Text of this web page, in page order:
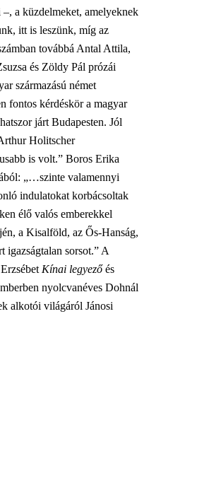
a küzdelmeket, amelyeknek
itt is leszünk, míg az
továbbá Antal Attila,
és Zöldy Pál prózái
származású német
fontos kérdéskör a magyar
járt Budapesten. Jól
Holitscher
is volt.” Boros Erika
„…szinte valamennyi
indulatokat korbácsoltak
élő valós emberekkel
a Kisalföld, az Ős-Hanság,
igazságtalan sorsot.” A
Kínai legyezőés
nyolcvanéves Dohnál
alkotói világáról Jánosi